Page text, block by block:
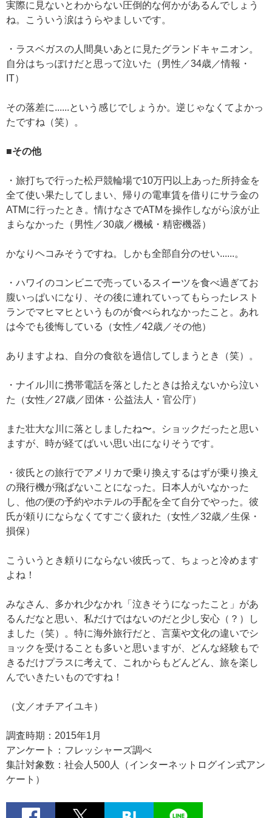
実際に見ないとわからない圧倒的な何かがあるんでしょう
ね。こういう涙はうらやましいです。
・ラスベガスの人間臭いあとに見たグランドキャニオン。
自分はちっぽけだと思って泣いた（男性／34歳／情報・
IT）
その落差に......という感じでしょうか。逆じゃなくてよかっ
たですね（笑）。
■その他
・旅打ちで行った松戸競輪場で10万円以上あった所持金を
全て使い果たしてしまい、帰りの電車賃を借りにサラ金の
ATMに行ったとき。情けなさでATMを操作しながら涙が止
まらなかった（男性／30歳／機械・精密機器）
かなりヘコみそうですね。しかも全部自分のせい......。
・ハワイのコンビニで売っているスイーツを食べ過ぎてお
腹いっぱいになり、その後に連れていってもらったレスト
ランでマヒマヒというものが食べられなかったこと。あれ
は今でも後悔している（女性／42歳／その他）
ありますよね、自分の食欲を過信してしまうとき（笑）。
・ナイル川に携帯電話を落としたときは拾えないから泣い
た（女性／27歳／団体・公益法人・官公庁）
また壮大な川に落としましたね〜。ショックだったと思い
ますが、時が経てばいい思い出になりそうです。
・彼氏との旅行でアメリカで乗り換えするはずが乗り換え
の飛行機が飛ばないことになった。日本人がいなかった
し、他の便の予約やホテルの手配を全て自分でやった。彼
氏が頼りにならなくてすごく疲れた（女性／32歳／生保・
損保）
こういうとき頼りにならない彼氏って、ちょっと冷めます
よね！
みなさん、多かれ少なかれ「泣きそうになったこと」があ
るんだなと思い、私だけではないのだと少し安心（？）し
ました（笑）。特に海外旅行だと、言葉や文化の違いでシ
ョックを受けることも多いと思いますが、どんな経験もで
きるだけプラスに考えて、これからもどんどん、旅を楽し
んでいきたいものですね！
（文／オチアイユキ）
調査時期：2015年1月
アンケート：フレッシャーズ調べ
集計対象数：社会人500人（インターネットログイン式アン
ケート）